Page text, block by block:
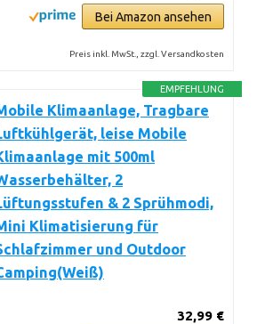
Bei Amazon ansehen
Preis inkl. MwSt., zzgl. Versandkosten
EMPFEHLUNG
Klimaanlage, Tragbare
leise Mobile
mit 500ml
2
& 2 Sprühmodi,
Klimatisierung für
und Outdoor
32,99 €